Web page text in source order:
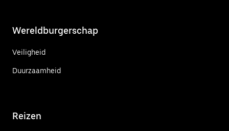
Wereldburgerschap
Veiligheid
Duurzaamheid
Reizen